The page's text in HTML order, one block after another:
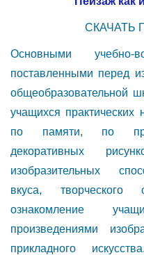
СКАЧАТЬ
Основными учебно-
поставленными перед
общеобразовательной
учащихся
по памяти, по
декоративных
изобразительных
вкуса,
ознакомление
произведениями
прикладного